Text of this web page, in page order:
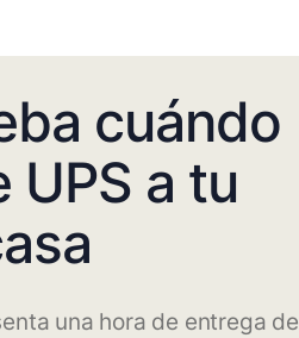
cuándo
UPS a tu
una hora de entrega de